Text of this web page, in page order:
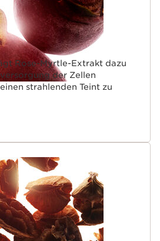
Rose-Myrtle-Extrakt dazu
der Zellen
strahlenden Teint zu